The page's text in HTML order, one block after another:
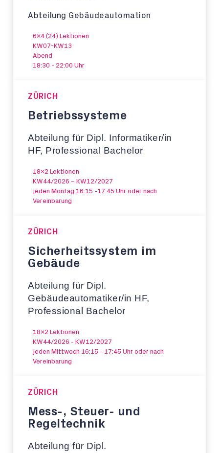
Abteilung Gebäudeautomation
6x4 (24) Lektionen
KW07-KW13
Abend
18:30 - 22:00 Uhr
ZÜRICH
Betriebssysteme
Abteilung für Dipl. Informatiker/in
HF, Professional Bachelor
18x2 Lektionen
KW44/2026 – KW12/2027
jeden Montag 16:15 -17:45 Uhr oder nach
Vereinbarung
ZÜRICH
Sicherheitssystem im
Gebäude
Abteilung für Dipl.
Gebäudeautomatiker/in HF,
Professional Bachelor
18x2 Lektionen
KW44/2026 - KW12/2027
jeden Mittwoch 16:15 - 17:45 Uhr oder nach
Vereinbarung
ZÜRICH
Mess-, Steuer- und
Regeltechnik
Abteilung für Dipl.